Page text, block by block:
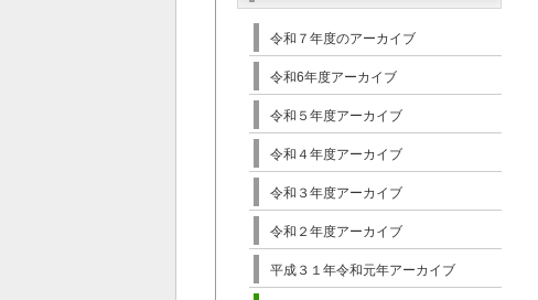
令和７年度のアーカイブ
令和6年度アーカイブ
令和５年度アーカイブ
令和４年度アーカイブ
令和３年度アーカイブ
令和２年度アーカイブ
平成３１年令和元年アーカイブ